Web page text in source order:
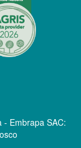
- Embrapa SAC: